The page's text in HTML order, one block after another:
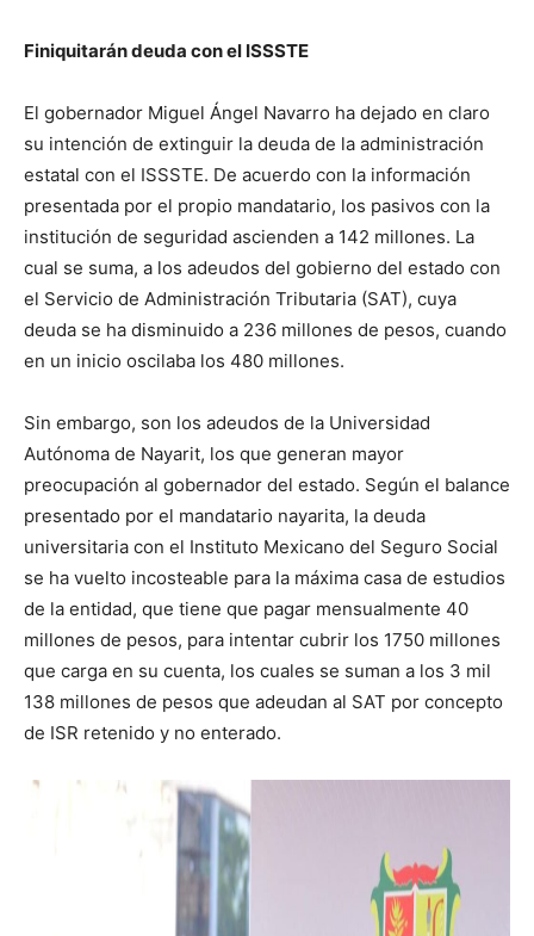
Finiquitarán deuda con el ISSSTE
El gobernador Miguel Ángel Navarro ha dejado en claro
su intención de extinguir la deuda de la administración
estatal con el ISSSTE. De acuerdo con la información
presentada por el propio mandatario, los pasivos con la
institución de seguridad ascienden a 142 millones. La
cual se suma, a los adeudos del gobierno del estado con
el Servicio de Administración Tributaria (SAT), cuya
deuda se ha disminuido a 236 millones de pesos, cuando
en un inicio oscilaba los 480 millones.
Sin embargo, son los adeudos de la Universidad
Autónoma de Nayarit, los que generan mayor
preocupación al gobernador del estado. Según el balance
presentado por el mandatario nayarita, la deuda
universitaria con el Instituto Mexicano del Seguro Social
se ha vuelto incosteable para la máxima casa de estudios
de la entidad, que tiene que pagar mensualmente 40
millones de pesos, para intentar cubrir los 1750 millones
que carga en su cuenta, los cuales se suman a los 3 mil
138 millones de pesos que adeudan al SAT por concepto
de ISR retenido y no enterado.